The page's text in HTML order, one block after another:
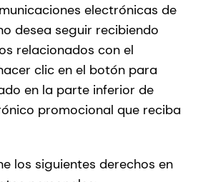
electrónicas de
desea seguir recibiendo
relacionados con el
clic en el botón para
en la parte inferior de
promocional que reciba
los siguientes derechos en